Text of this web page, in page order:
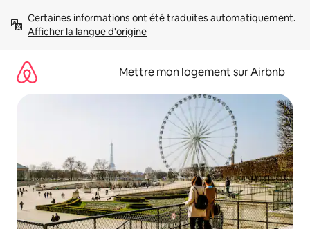
directement
Afficher la langue d'origine
Mettre mon logement sur Airbnb